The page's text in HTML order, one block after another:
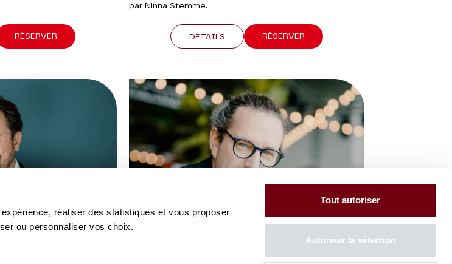
réaliser des statistiques et vous proposer
ou personnaliser vos choix.
Tout autoriser
Autoriser la sélection
RÉSERVER
par Ninna Stemme.
DÉTAILS RÉSERVER